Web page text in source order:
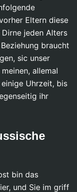
Eltern diese
jeden Alters
braucht
sic unser
allemal
Uhrzeit, bis
ihr
bin das
und Sie im griff